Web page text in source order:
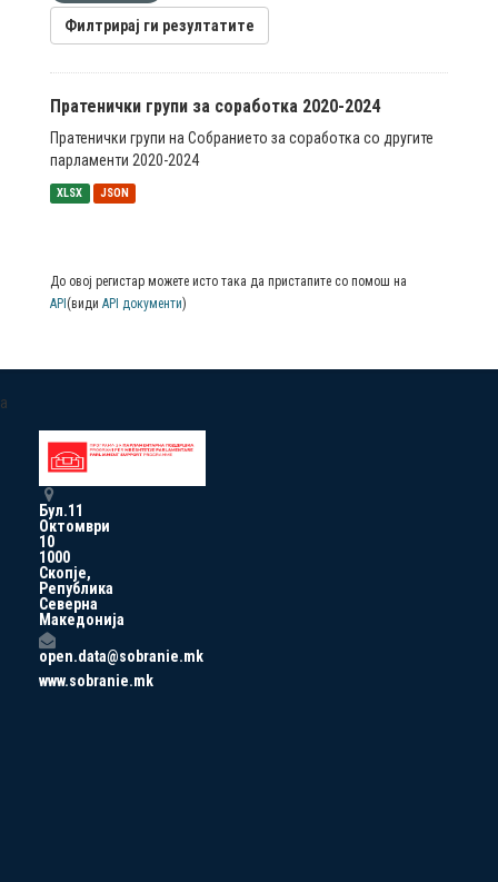
Филтрирај ги резултатите
Пратенички групи за соработка 2020-2024
Пратенички групи на Собранието за соработка со другите
парламенти 2020-2024
XLSX JSON
До овој регистар можете исто така да пристапите со помош на
API (види API документи)
a
Бул.11
Октомври
10
1000
Скопје,
Република
Северна
Македонија
open.data@sobranie.mk
www.sobranie.mk